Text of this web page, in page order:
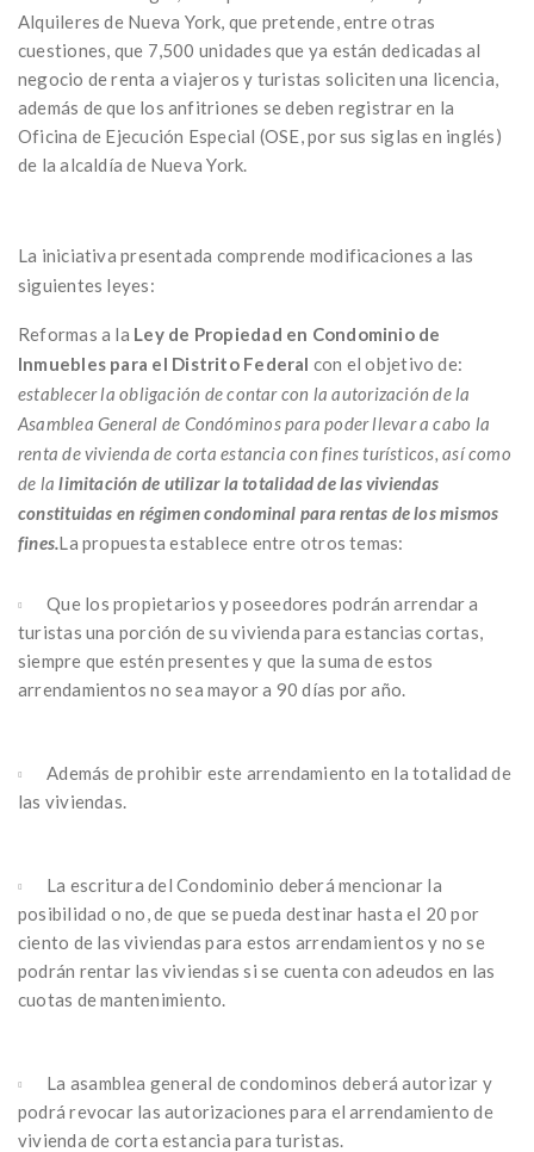
Alquileres de Nueva York, que pretende, entre otras
cuestiones, que 7,500 unidades que ya están dedicadas al
negocio de renta a viajeros y turistas soliciten una licencia,
además de que los anfitriones se deben registrar en la
Oficina de Ejecución Especial (OSE, por sus siglas en inglés)
de la alcaldía de Nueva York.
La iniciativa presentada comprende modificaciones a las
siguientes leyes:
Reformas a la Ley de Propiedad en Condominio de
Inmuebles para el Distrito Federal con el objetivo de:
establecer la obligación de contar con la autorización de la
Asamblea General de Condóminos para poder llevar a cabo la
renta de vivienda de corta estancia con fines turísticos, así como
de lalimitación de utilizar la totalidad de las viviendas
constituidas en régimen condominal para rentas de los mismos
fines.La propuesta establece entre otros temas:
Que los propietarios y poseedores podrán arrendar a
turistas una porción de su vivienda para estancias cortas,
siempre que estén presentes y que la suma de estos
arrendamientos no sea mayor a 90 días por año.
Además de prohibir este arrendamiento en la totalidad de
las viviendas.
La escritura del Condominio deberá mencionar la
posibilidad o no, de que se pueda destinar hasta el 20 por
ciento de las viviendas para estos arrendamientos y no se
podrán rentar las viviendas si se cuenta con adeudos en las
cuotas de mantenimiento.
La asamblea general de condominos deberá autorizar y
podrá revocar las autorizaciones para el arrendamiento de
vivienda de corta estancia para turistas.